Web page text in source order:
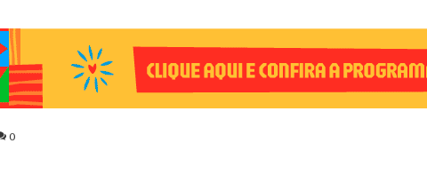
0